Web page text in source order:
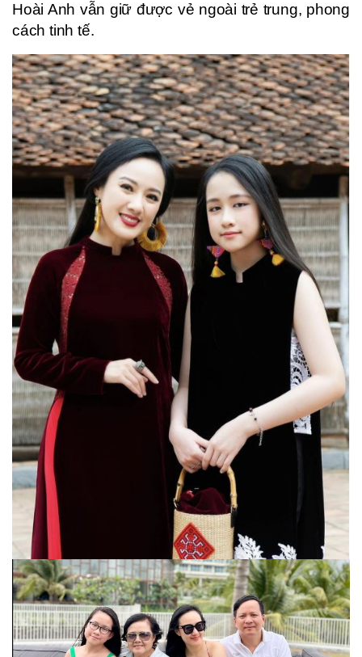
Hoài Anh vẫn giữ được vẻ ngoài trẻ trung, phong
cách tinh tế.